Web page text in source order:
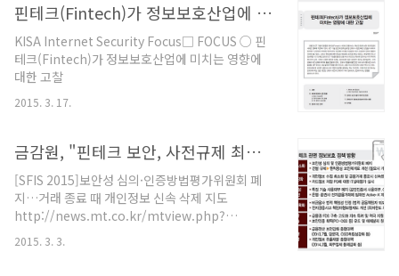
는 좋은 기회..
핀테크(Fintech)가 정보보호산업에 미치는 영향에 대한 고찰
KISA Internet Security Focus□ FOCUS ○ 핀
테크(Fintech)가 정보보호산업에 미치는 영향에
대한 고찰
2015. 3. 17.
금감원, "핀테크 보안, 사전규제 최소화·사후점검 강화"
[SFIS 2015]보안성 심의·인증방법평가위원회 폐
지…거래 종료 때 개인정보 신속 삭제 지도
http://news.mt.co.kr/mtview.php?
감독원(이하 금감원) 정보보호 정책의 핵심은 '사전
2015. 3. 3.